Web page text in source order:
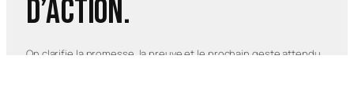
d’action.
On clarifie la promesse, la preuve et le prochain geste attendu